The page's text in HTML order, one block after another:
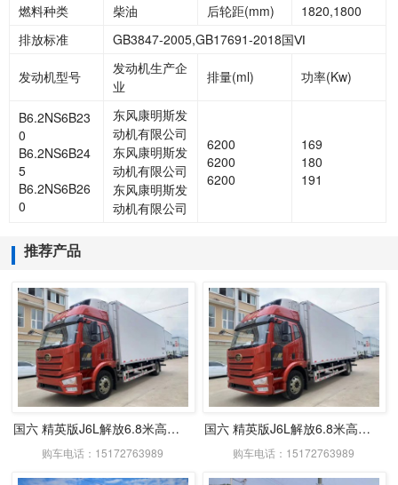
燃料种类
柴油 后轮距(mm)
1820,1800
排放标准
GB3847-2005,GB17691-2018国Ⅵ
发动机型号
发动机生产企
业
排量(ml) 功率(Kw)
B6.2NS6B23
0
B6.2NS6B24
5
B6.2NS6B26
0
东风康明斯发
动机有限公司
东风康明斯发
动机有限公司
东风康明斯发
动机有限公司
6200
6200
6200
169
180
191
推荐产品
国六 精英版J6L解放6.8米高顶双卧冷藏车
购车电话：15172763989
国六 精英版J6L解放6.8米高顶双卧冷藏车
购车电话：15172763989